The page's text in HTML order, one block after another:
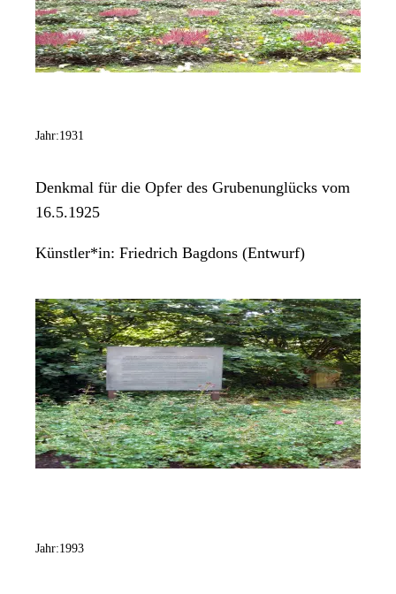
Jahr:1931
Denkmal für die Opfer des Grubenunglücks vom
16.5.1925
Künstler*in: Friedrich Bagdons (Entwurf)
Jahr:1993